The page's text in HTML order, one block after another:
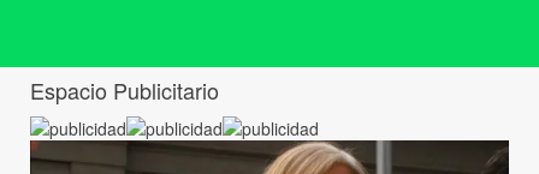
Espacio Publicitario